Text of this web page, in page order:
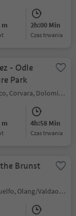
m 2h:00 Min
czas trwania
- Odle
Park
Colfosco/Colfosco, Corvara, Dolomites Region Alta Badia
m 4h:58 Min
czas trwania
Brunst
Welsberg/Monguelfo, Olang/Valdaora, Dolomites Region Kronplatz/Plan de Corones